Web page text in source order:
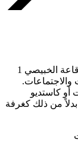
غرفة مصممة بفخامة متعددة الاستخدام تقع في قاعة الخبيصي 1
كغرفة